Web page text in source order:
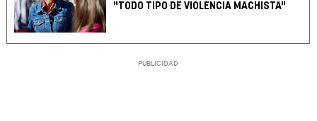
"TODO TIPO DE VIOLENCIA MACHISTA"